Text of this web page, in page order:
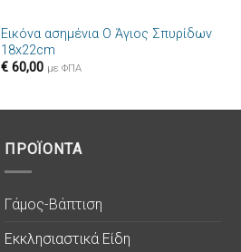
Πρόσθήκη
Εικόνα ασημένια Ο Άγιος Σπυρίδων
18x22cm
€ 60,00 με ΦΠΑ
ΠΡΟΪΟΝΤΑ
Γάμος-Βάπτιση
Εκκλησιαστικά Είδη